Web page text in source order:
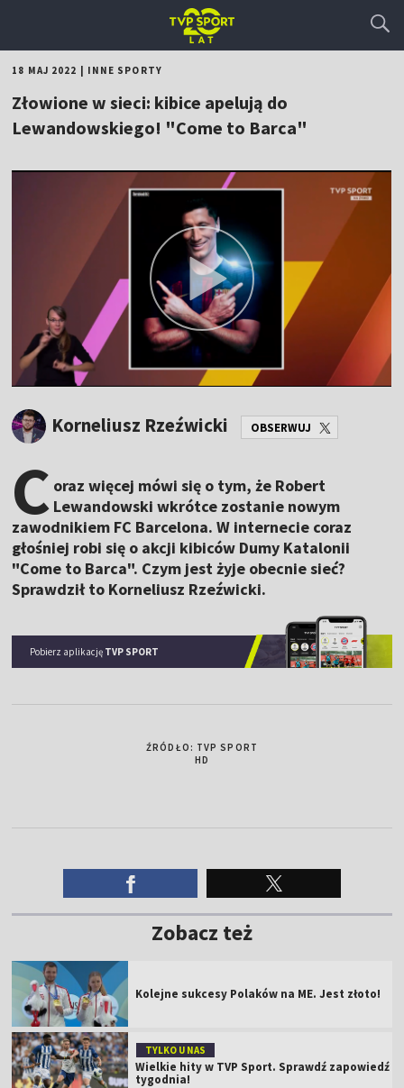
18 MAJ 2022 INNE SPORTY
Złowione w sieci: kibice apelują do
Lewandowskiego! "Come to Barca"
Korneliusz Rzeźwicki OBSERWUJ
C oraz więcej mówi się o tym, że Robert
Lewandowski wkrótce zostanie nowym
zawodnikiem FC Barcelona. W internecie coraz
głośniej robi się o akcji kibiców Dumy Katalonii
"Come to Barca". Czym jest żyje obecnie sieć?
Sprawdził to Korneliusz Rzeźwicki.
Pobierz aplikację TVP SPORT
ŹRÓDŁO: TVP SPORT
HD
Zobacz też
Kolejne sukcesy Polaków na ME. Jest złoto!
TYLKO U NAS
Wielkie hity w TVP Sport. Sprawdź zapowiedź
tygodnia!